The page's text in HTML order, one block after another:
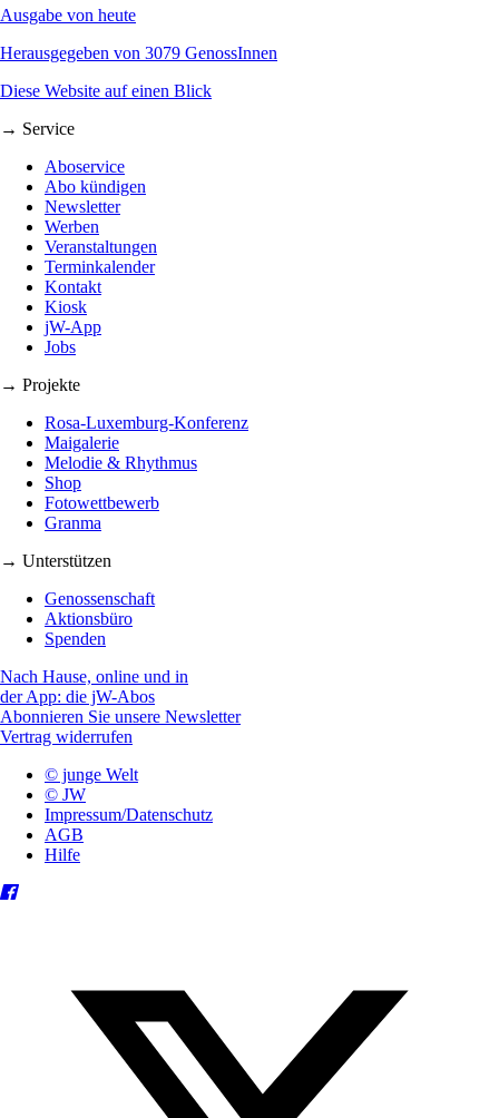
Ausgabe von heute
Herausgegeben von 3079 GenossInnen
Diese Website auf einen Blick
→ Service
Aboservice
Abo kündigen
Newsletter
Werben
Veranstaltungen
Terminkalender
Kontakt
Kiosk
jW-App
Jobs
→ Projekte
Rosa-Luxemburg-Konferenz
Maigalerie
Melodie & Rhythmus
Shop
Fotowettbewerb
Granma
→ Unterstützen
Genossenschaft
Aktionsbüro
Spenden
Nach Hause, online und in
der App: die jW-Abos
Abonnieren Sie unsere Newsletter
Vertrag widerrufen
© junge Welt
© JW
Impressum/Datenschutz
AGB
Hilfe